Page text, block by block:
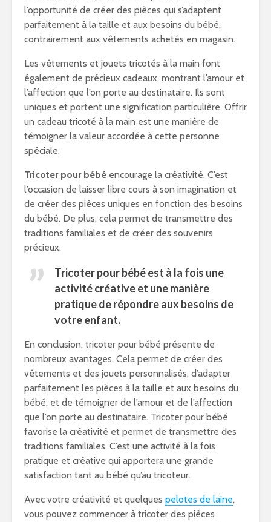
l’opportunité de créer des pièces qui s’adaptent
parfaitement à la taille et aux besoins du bébé,
contrairement aux vêtements achetés en magasin.
Les vêtements et jouets tricotés à la main font
également de précieux cadeaux, montrant l’amour et
l’affection que l’on porte au destinataire. Ils sont
uniques et portent une signification particulière. Offrir
un cadeau tricoté à la main est une manière de
témoigner la valeur accordée à cette personne
spéciale.
Tricoter pour bébé encourage la créativité. C’est
l’occasion de laisser libre cours à son imagination et
de créer des pièces uniques en fonction des besoins
du bébé. De plus, cela permet de transmettre des
traditions familiales et de créer des souvenirs
précieux.
Tricoter pour bébé est à la fois une
activité créative et une manière
pratique de répondre aux besoins de
votre enfant.
En conclusion, tricoter pour bébé présente de
nombreux avantages. Cela permet de créer des
vêtements et des jouets personnalisés, d’adapter
parfaitement les pièces à la taille et aux besoins du
bébé, et de témoigner de l’amour et de l’affection
que l’on porte au destinataire. Tricoter pour bébé
favorise la créativité et permet de transmettre des
traditions familiales. C’est une activité à la fois
pratique et créative qui apportera une grande
satisfaction tant au bébé qu’au tricoteur.
Avec votre créativité et quelques pelotes de laine,
vous pouvez commencer à tricoter des pièces